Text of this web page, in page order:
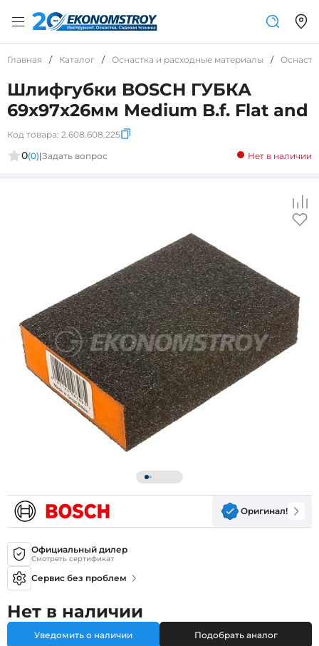
Главная / Каталог / Оснастка и расходные материалы /
Шлифгубки BOSCH ГУБКА
69x97x26мм Medium B.f. Flat and
Код товара: 2.608.608.225
0(0)|Задать вопрос Нет в наличии
Оригинал!
Официальный дилер
Смотреть сертификат
Сервис без проблем
Нет в наличии
Уведомить о наличии Подобрать аналог